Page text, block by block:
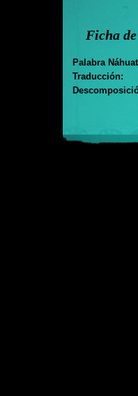
Ficha
Palabra
Traducción: